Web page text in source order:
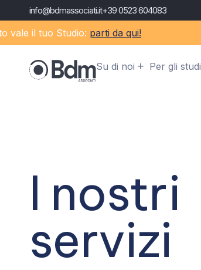
info@bdmassociati.it+39 0523 604083
il tuo Studio:parti da qui!
Su di noi Per gli studi
I nostri
servizi